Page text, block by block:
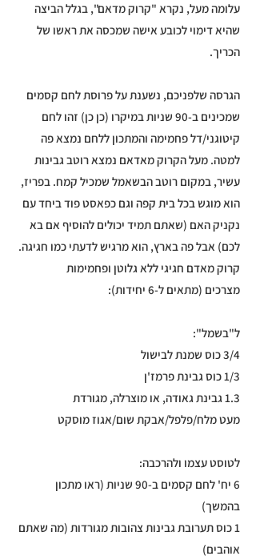
עלומה מעל, נקרא "קרוק מדאם", בגלל הביצה
שהיא דימוי לכובע אישה שמכסה את ראשו של
הכריך.
הגרסה שלפניכם, נשענת על פרוסת לחם קסמים
שמכינים ב-90 שניות במיקרו (כן כן) זהו לחם
קיטוגני/דל פחמימה והמתכון ללחם נמצא פה
למטה. מעל הקרוק מאדאם נמצא רוטב גבינות
עשיר, במקום רוטב הבשאמל שמכיל קמח. בפריז,
הוא מוגש בכל בית קפה וגם כפאסט פוד ביחד עם
נקניק האם (שאתם תמיד יכולים להוסיף אם בא
לכם) אבל פה בארץ, הוא מרגיש לדעתי כמו חגיגה.
קרוק מאדם חגיגי ללא גלוטן ופחמימות
מצרכים (מתאים ל-6 יחידות):
ל"בשמל":
3/4 כוס שמנת לבישול
1/3 כוס גבינת פרמז'ן
1.3 גבינת גאודה, או מוצרלה, מגורדת
מעט מלח/פלפל/אבקת שום/אגוז מוסקט
לטוסט עצמו ולהרכבה:
6 יח' לחם קסמים ב-90 שניות (ראו מתכון
בהמשך)
1 כוס תערובת גבינות צהובות מגורדות (מה שאתם
אוהבים)